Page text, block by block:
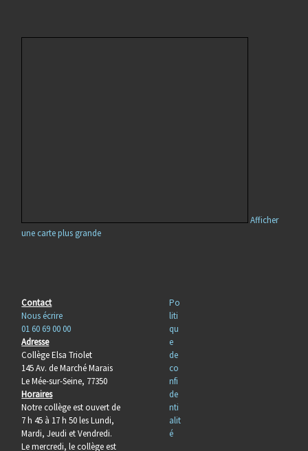
Afficher
une carte plus grande
Contact
Nous écrire
01 60 69 00 00
Adresse
Collège Elsa Triolet
145 Av. de Marché Marais
Le Mée-sur-Seine, 77350
Horaires
Notre collège est ouvert de
7 h 45 à 17 h 50 les Lundi,
Mardi, Jeudi et Vendredi.
Le mercredi, le collège est
Po
liti
qu
e
de
co
nfi
de
nti
alit
é